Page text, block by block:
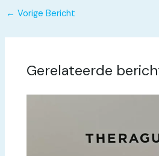
← Vorige Bericht
Gerelateerde